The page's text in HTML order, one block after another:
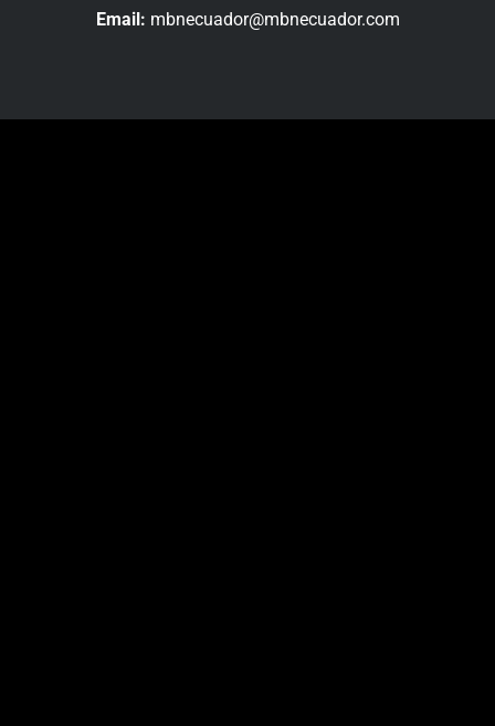
Email: mbnecuador@mbnecuador.com